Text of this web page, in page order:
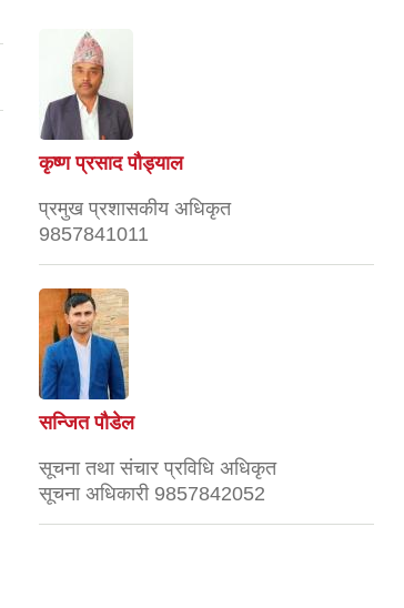
कृष्ण प्रसाद पौड्याल
प्रमुख प्रशासकीय अधिकृत
9857841011
सन्जित पौडेल
सूचना तथा संचार प्रविधि अधिकृत
सूचना अधिकारी 9857842052